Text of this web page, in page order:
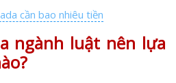
cần bao nhiêu tiền
ngành luật nên lựa